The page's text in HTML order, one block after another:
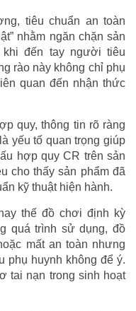
tiêu chuẩn an toàn
nhằm ngăn chặn sản
đến tay người tiêu
rào này không chỉ phụ
quan đến nhận thức
quy, thông tin rõ ràng
yếu tố quan trọng giúp
hợp quy CR trên sản
cho thấy sản phẩm đã
kỹ thuật hiện hành.
thế đồ chơi định kỳ
quá trình sử dụng, đồ
mất an toàn nhưng
phụ huynh không để ý.
tai nạn trong sinh hoạt